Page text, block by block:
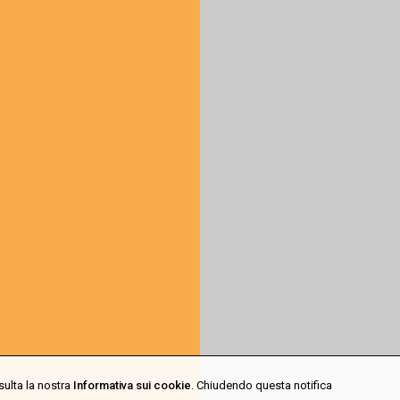
la nostra Informativa sui cookie. Chiudendo questa notifica